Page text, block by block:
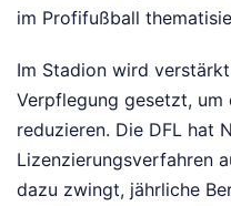
im Profifußball
Im Stadion wird
Verpflegung gesetzt, um
reduzieren. Die DFL hat
Lizenzierungsverfahren
dazu zwingt, jährliche